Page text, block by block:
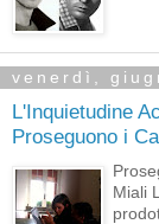
venerdì,
L'Inquietudine
Proseguono i
Miali